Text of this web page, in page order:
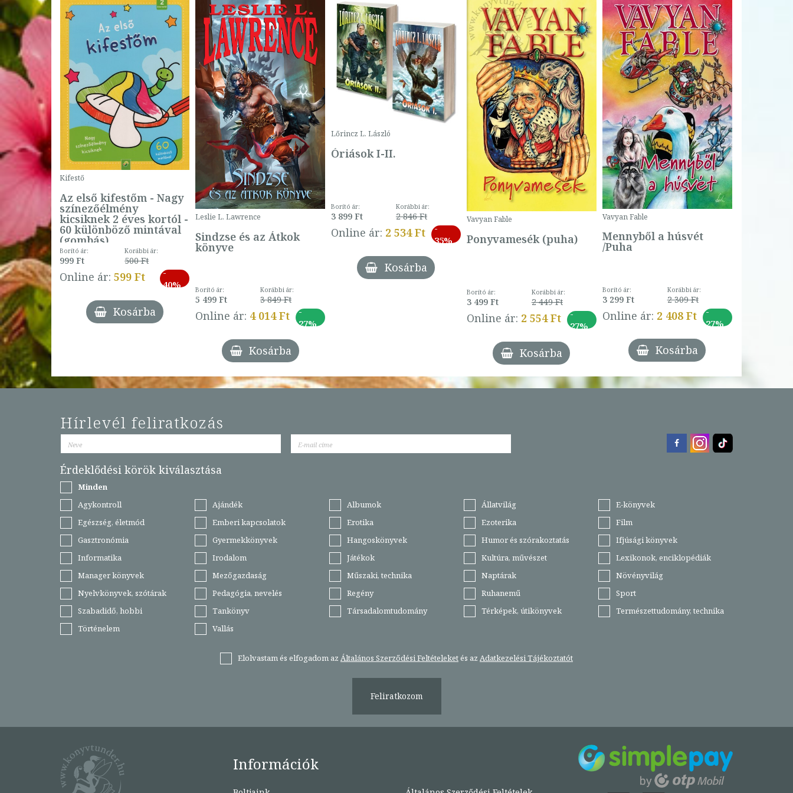
ár:
Ft
Ft
-
27%
Kifestő
Az első kifestőm - Nagy
színezőélmény
kicsiknek 2 éves kortól -
60 különböző mintával
(gombás)
Borító ár:
999 Ft
Korábbi ár:
500 Ft
Online ár: 599 Ft
-
40%
Kosárba
Leslie L. Lawrence
Sindzse és az Átkok
könyve
Borító ár:
5 499 Ft
Korábbi ár:
3 849 Ft
Online ár: 4 014 Ft
-
27%
Kosárba
Lőrincz L. László
Óriások I-II.
Borító ár:
3 899 Ft
Korábbi ár:
2 846 Ft
Online ár: 2 534 Ft
-
35%
Kosárba
Vavyan Fable
Ponyvamesék (puha)
Borító ár:
3 499 Ft
Korábbi ár:
2 449 Ft
Online ár: 2 554 Ft
-
27%
Kosárba
Vavyan Fable
Mennyből a húsvét
/Puha
Borító ár:
3 299 Ft
Korábbi ár:
2 309 Ft
Online ár: 2 408 Ft
-
27%
Kosárba
Hírlevél feliratkozás
Érdeklődési körök kiválasztása
Minden
Agykontroll
Ajándék Albumok Állatvilág
E-könyvek
Egészség, életmód
Emberi kapcsolatok Erotika Ezoterika
Film
Gasztronómia
Gyermekkönyvek Hangoskönyvek Humor és szórakoztatás
Ifjúsági könyvek
Informatika
Irodalom Játékok Kultúra, művészet
Lexikonok, enciklopédiák
Manager könyvek
Mezőgazdaság Műszaki, technika Naptárak
Növényvilág
Nyelvkönyvek, szótárak
Pedagógia, nevelés Regény Ruhanemű
Sport
Szabadidő, hobbi
Tankönyv Társadalomtudomány Térképek, útikönyvek
Természettudomány, technika
Történelem
Vallás
Elolvastam és elfogadom az Általános Szerződési Feltételeketés az Adatkezelési Tájékoztatót
Feliratkozom
Információk